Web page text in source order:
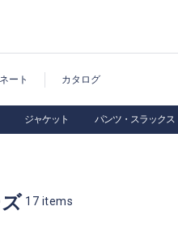
ート カタログ
ジャケット パンツ・スラックス
17 items